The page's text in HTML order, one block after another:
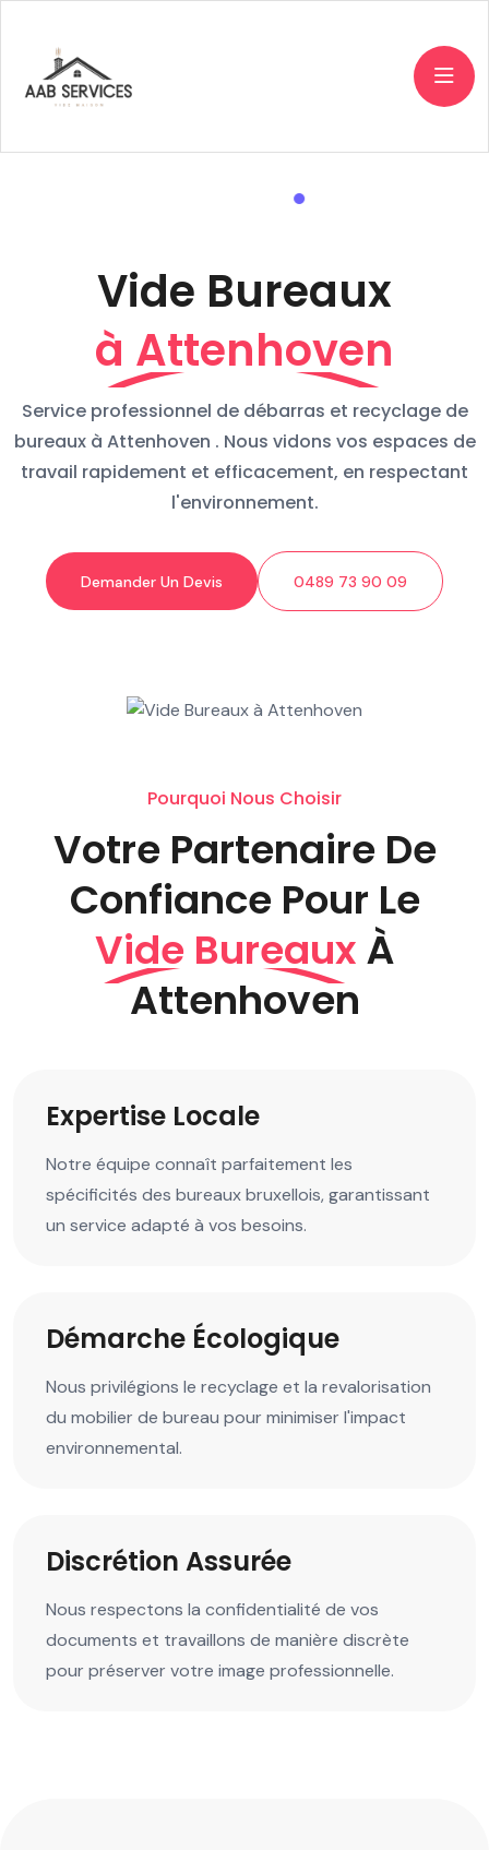
Vide Bureaux
à Attenhoven
Service professionnel de débarras et recyclage de
bureaux à Attenhoven . Nous vidons vos espaces de
travail rapidement et efficacement, en respectant
l'environnement.
Demander Un Devis 0489 73 90 09
Pourquoi Nous Choisir
Votre Partenaire De
Confiance Pour Le
Vide BureauxÀ
Attenhoven
Expertise Locale
Notre équipe connaît parfaitement les
spécificités des bureaux bruxellois, garantissant
un service adapté à vos besoins.
Démarche Écologique
Nous privilégions le recyclage et la revalorisation
du mobilier de bureau pour minimiser l'impact
environnemental.
Discrétion Assurée
Nous respectons la confidentialité de vos
documents et travaillons de manière discrète
pour préserver votre image professionnelle.